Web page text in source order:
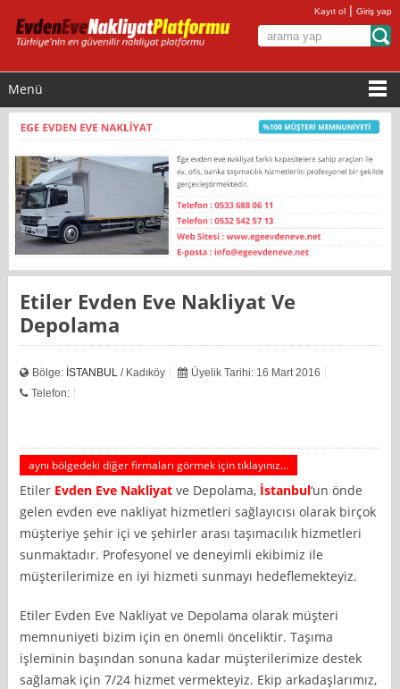
Kayıt ol |Giriş yap
Menü
Etiler Evden Eve Nakliyat Ve
Depolama
Bölge: İSTANBUL / Kadıköy
Üyelik Tarihi: 16 Mart 2016
Telefon:
aynı bölgedeki diğer firmaları görmek için tıklayınız...
Etiler Evden Eve Nakliyat ve Depolama, İstanbul‘un önde
gelen evden eve nakliyat hizmetleri sağlayıcısı olarak birçok
müşteriye şehir içi ve şehirler arası taşımacılık hizmetleri
sunmaktadır. Profesyonel ve deneyimli ekibimiz ile
müşterilerimize en iyi hizmeti sunmayı hedeflemekteyiz.
Etiler Evden Eve Nakliyat ve Depolama olarak müşteri
memnuniyeti bizim için en önemli önceliktir. Taşıma
işleminin başından sonuna kadar müşterilerimize destek
sağlamak için 7/24 hizmet vermekteyiz. Ekip arkadaşlarımız,